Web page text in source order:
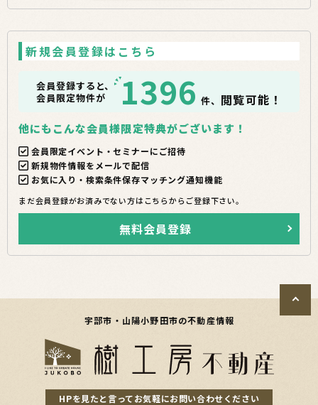
新規会員登録はこちら
会員登録すると、
会員限定物件が
1396 件、 閲覧可能！
他にもこんな会員様限定特典がございます！
会員限定イベント・セミナーにご招待
新規物件情報をメールで配信
お気に入り・検索条件保存マッチング通知機能
まだ会員登録がお済みでない方はこちらからご登録下さい。
無料会員登録
宇部市・山陽小野田市の不動産情報
HPを見たと言ってお気軽にお問い合わせください